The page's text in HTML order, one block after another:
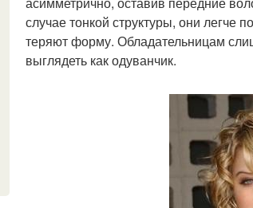
случае тонкой структуры, они легче
теряют форму. Обладательницам
выглядеть как одуванчик.